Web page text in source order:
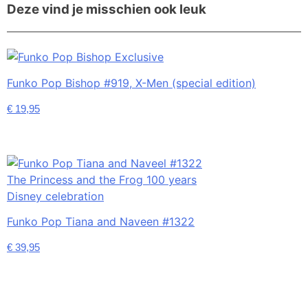
Deze vind je misschien ook leuk
Funko Pop Bishop #919, X-Men (special edition)
€ 19,95
Funko Pop Tiana and Naveen #1322
€ 39,95